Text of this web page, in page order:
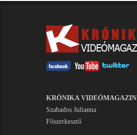
KRÓNIKA VIDEÓMAGAZIN
Szabados Julianna
Főszerkesztő